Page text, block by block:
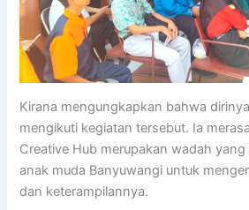
Kirana mengungkapkan bahwa
mengikuti kegiatan tersebut. Ia
Creative Hub merupakan wadah
anak muda Banyuwangi untuk
dan keterampilannya.